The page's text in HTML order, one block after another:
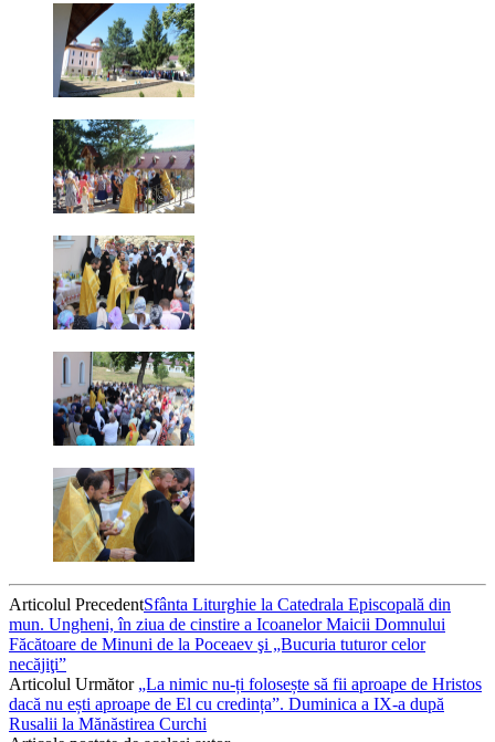
Articolul PrecedentSfânta Liturghie la Catedrala Episcopală din
mun. Ungheni, în ziua de cinstire a Icoanelor Maicii Domnului
Făcătoare de Minuni de la Poceaev şi „Bucuria tuturor celor
necăjiţi”
Articolul Următor „La nimic nu-ți folosește să fii aproape de Hristos
dacă nu ești aproape de El cu credința”. Duminica a IX-a după
Rusalii la Mănăstirea Curchi